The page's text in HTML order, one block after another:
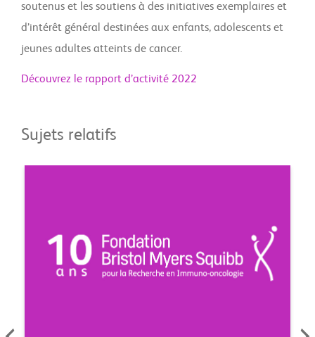
soutenus et les soutiens à des initiatives exemplaires et
d’intérêt général destinées aux enfants, adolescents et
jeunes adultes atteints de cancer.
Découvrez le rapport d’activité 2022
Sujets relatifs